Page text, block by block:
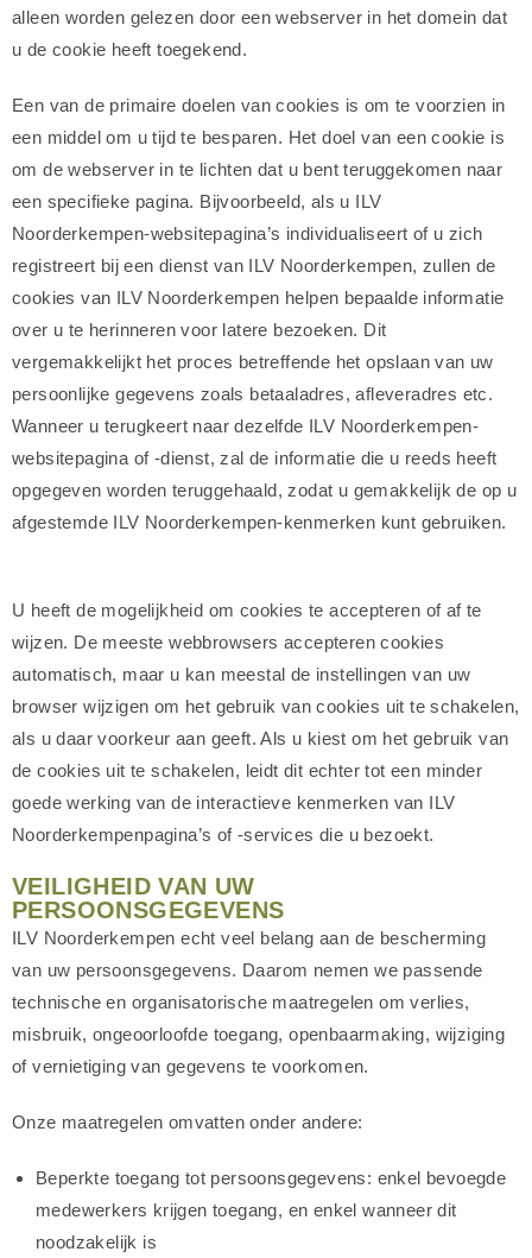
alleen worden gelezen door een webserver in het domein dat
u de cookie heeft toegekend.
Een van de primaire doelen van cookies is om te voorzien in
een middel om u tijd te besparen. Het doel van een cookie is
om de webserver in te lichten dat u bent teruggekomen naar
een specifieke pagina. Bijvoorbeeld, als u ILV
Noorderkempen-websitepagina’s individualiseert of u zich
registreert bij een dienst van ILV Noorderkempen, zullen de
cookies van ILV Noorderkempen helpen bepaalde informatie
over u te herinneren voor latere bezoeken. Dit
vergemakkelijkt het proces betreffende het opslaan van uw
persoonlijke gegevens zoals betaaladres, afleveradres etc.
Wanneer u terugkeert naar dezelfde ILV Noorderkempen-
websitepagina of -dienst, zal de informatie die u reeds heeft
opgegeven worden teruggehaald, zodat u gemakkelijk de op u
afgestemde ILV Noorderkempen-kenmerken kunt gebruiken.
U heeft de mogelijkheid om cookies te accepteren of af te
wijzen. De meeste webbrowsers accepteren cookies
automatisch, maar u kan meestal de instellingen van uw
browser wijzigen om het gebruik van cookies uit te schakelen,
als u daar voorkeur aan geeft. Als u kiest om het gebruik van
de cookies uit te schakelen, leidt dit echter tot een minder
goede werking van de interactieve kenmerken van ILV
Noorderkempenpagina’s of -services die u bezoekt.
VEILIGHEID VAN UW
PERSOONSGEGEVENS
ILV Noorderkempen echt veel belang aan de bescherming
van uw persoonsgegevens. Daarom nemen we passende
technische en organisatorische maatregelen om verlies,
misbruik, ongeoorloofde toegang, openbaarmaking, wijziging
of vernietiging van gegevens te voorkomen.
Onze maatregelen omvatten onder andere:
Beperkte toegang tot persoonsgegevens: enkel bevoegde
medewerkers krijgen toegang, en enkel wanneer dit
noodzakelijk is